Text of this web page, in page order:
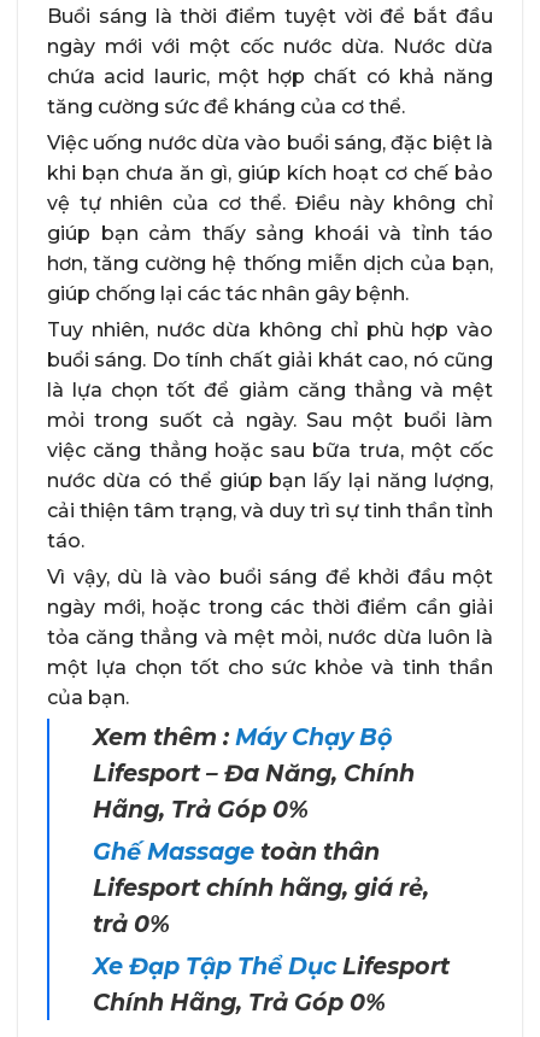
Buổi sáng là thời điểm tuyệt vời để bắt đầu
ngày mới với một cốc nước dừa. Nước dừa
chứa acid lauric, một hợp chất có khả năng
tăng cường sức đề kháng của cơ thể.
Việc uống nước dừa vào buổi sáng, đặc biệt là
khi bạn chưa ăn gì, giúp kích hoạt cơ chế bảo
vệ tự nhiên của cơ thể. Điều này không chỉ
giúp bạn cảm thấy sảng khoái và tỉnh táo
hơn, tăng cường hệ thống miễn dịch của bạn,
giúp chống lại các tác nhân gây bệnh.
Tuy nhiên, nước dừa không chỉ phù hợp vào
buổi sáng. Do tính chất giải khát cao, nó cũng
là lựa chọn tốt để giảm căng thẳng và mệt
mỏi trong suốt cả ngày. Sau một buổi làm
việc căng thẳng hoặc sau bữa trưa, một cốc
nước dừa có thể giúp bạn lấy lại năng lượng,
cải thiện tâm trạng, và duy trì sự tinh thần tỉnh
táo.
Vì vậy, dù là vào buổi sáng để khởi đầu một
ngày mới, hoặc trong các thời điểm cần giải
tỏa căng thẳng và mệt mỏi, nước dừa luôn là
một lựa chọn tốt cho sức khỏe và tinh thần
của bạn.
Xem thêm : Máy Chạy Bộ
Lifesport – Đa Năng, Chính
Hãng, Trả Góp 0%
Ghế Massage toàn thân
Lifesport chính hãng, giá rẻ,
trả 0%
Xe Đạp Tập Thể DụcLifesport
Chính Hãng, Trả Góp 0%